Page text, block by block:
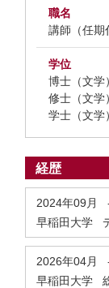
職名
講師（任期
学位
博士（文学
修士（文学
学士（文学
経歴
2024年09月
早稲田大学
2026年04月
早稲田大学